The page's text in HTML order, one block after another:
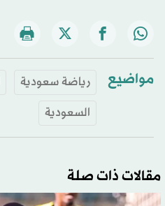
مواضيع رياضة سعودية
السعودية
مقالات ذات صلة